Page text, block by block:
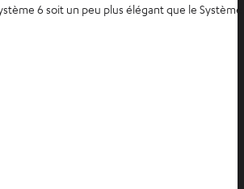
6 soit un peu plus élégant que le